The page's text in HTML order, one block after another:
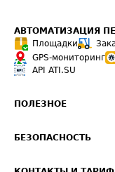
АВТОМАТИЗАЦИЯ
Площадки
GPS-мониторинг
API ATI.SU
ПОЛЕЗНОЕ
Звезды ATI.SU на вашем
БЕЗОПАСНОСТЬ